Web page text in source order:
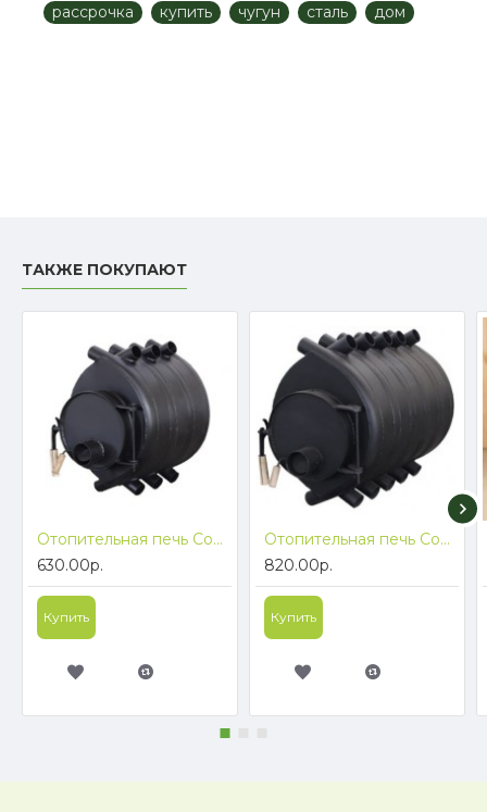
рассрочка
купить чугун сталь дом
ТАКЖЕ ПОКУПАЮТ
Отопительная печь ComfortProm Baron 100 м3
630.00р.
Купить
Отопительная печь ComfortProm Baron 150 м3
820.00р.
Купить